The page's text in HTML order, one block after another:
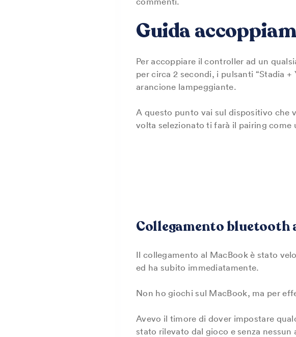
Guida
Per accoppiare il controller ad un
per circa 2 secondi, i pulsanti “Stadia
arancione lampeggiante.
A questo punto vai sul dispositivo che
volta selezionato ti farà il pairing
Collegamento bluetooth
Il collegamento al MacBook è stato
ed ha subito immediatamente.
Non ho giochi sul MacBook, ma per
Avevo il timore di dover impostare
stato rilevato dal gioco e senza